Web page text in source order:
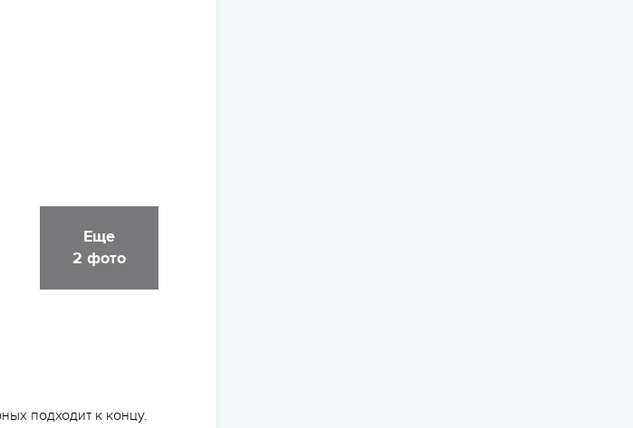
Еще
2 фото
подходит к концу.